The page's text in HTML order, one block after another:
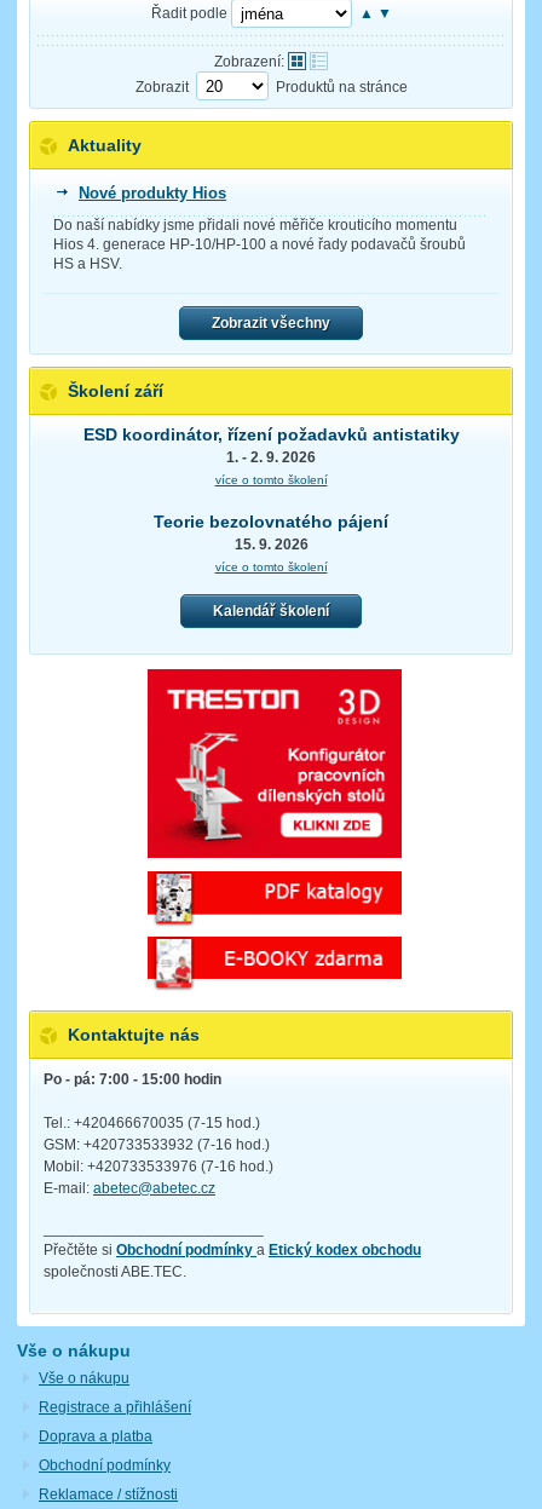
Řadit podle ▲ ▼
Zobrazení:
Zobrazit
Produktů na stránce
Aktuality
Nové produkty Hios
Do naší nabídky jsme přidali nové měřiče krouticího momentu
Hios 4. generace HP-10/HP-100 a nové řady podavačů šroubů
HS a HSV.
Zobrazit všechny
Školení září
ESD koordinátor, řízení požadavků antistatiky
1. - 2. 9. 2026
více o tomto školení
Teorie bezolovnatého pájení
15. 9. 2026
více o tomto školení
Kalendář školení
Kontaktujte nás
Po - pá: 7:00 - 15:00 hodin
Tel.: +420466670035 (7-15 hod.)
GSM: +420733533932 (7-16 hod.)
Mobil: +420733533976 (7-16 hod.)
E-mail: abetec@abetec.cz
Přečtěte si Obchodní podmínky a Etický kodex obchodu
společnosti ABE.TEC.
Vše o nákupu
Vše o nákupu
Registrace a přihlášení
Doprava a platba
Obchodní podmínky
Reklamace / stížnosti